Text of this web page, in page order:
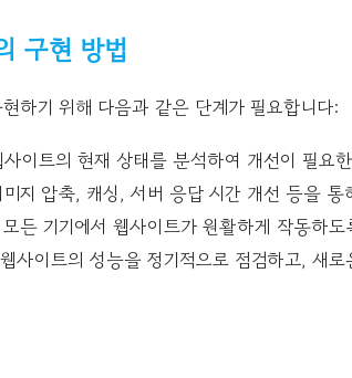
구현 방법
하기 위해 다음과 같은 단계가 필요합니다:
사이트의 현재 상태를 분석하여 개선이 필요
미지 압축, 캐싱, 서버 응답 시간 개선 등을 통
모든 기기에서 웹사이트가 원활하게 작동하
웹사이트의 성능을 정기적으로 점검하고, 새